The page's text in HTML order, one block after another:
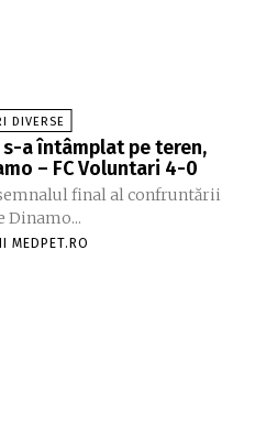
DIVERSE
a întâmplat pe teren,
– FC Voluntari 4-0
final al confruntării
Dinamo...
MEDPET.RO